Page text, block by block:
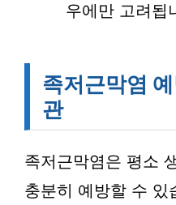
우에만 고려됩
족저근막염
관
족저근막염은 평소
충분히 예방할 수 있